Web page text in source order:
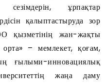
ұрпақтар
қалыптастыруда зор
қызметінің жан-жақты
орта» – мемлекет, қоғам,
ғылыми-инновациялық
жаңа даму